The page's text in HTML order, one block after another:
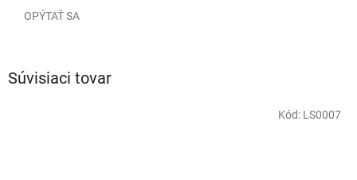
OPÝTAŤ SA
Súvisiaci tovar
Kód: LS0007